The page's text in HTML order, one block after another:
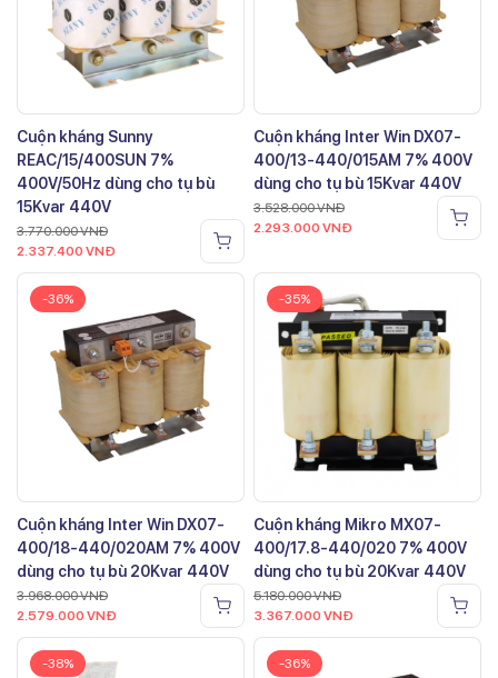
Cuộn kháng Sunny
REAC/15/400SUN 7%
400V/50Hz dùng cho tụ bù
15Kvar 440V
3.770.000VNĐ
2.337.400 VNĐ
Cuộn kháng Inter Win DX07-
400/13-440/015AM 7% 400V
dùng cho tụ bù 15Kvar 440V
3.528.000VNĐ
2.293.000 VNĐ
-36%
Cuộn kháng Inter Win DX07-
400/18-440/020AM 7% 400V
dùng cho tụ bù 20Kvar 440V
3.968.000VNĐ
2.579.000 VNĐ
-35%
Cuộn kháng Mikro MX07-
400/17.8-440/020 7% 400V
dùng cho tụ bù 20Kvar 440V
5.180.000VNĐ
3.367.000 VNĐ
-38% -36%